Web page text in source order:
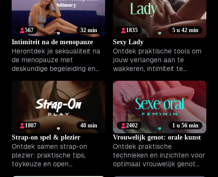
32 min
567
Intimiteit na de menopauze
Herontdek je seksualiteit na
de menopauze met
deskundige begeleiding en
verlangen en genot.
5 u 42 min
1835
Sexy Lady
Ontdek praktische tools om
jouw verlangen aan te
wakkeren, intimiteit te
te versterken.
48 min
1807
Strap-on spel & plezier
Ontdek samen strap-on
plezier: praktische tips,
toykeuze en open
1 u 56 min
2402
Vrouwelijk genot: orale kunst
Ontdek praktische
technieken en inzichten voor
optimaal vrouwelijk genot